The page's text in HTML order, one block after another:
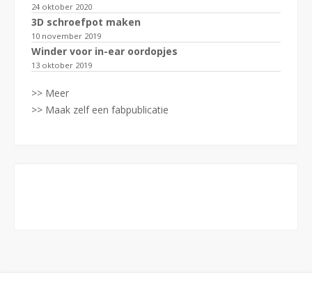
24 oktober 2020
3D schroefpot maken
10 november 2019
Winder voor in-ear oordopjes
13 oktober 2019
>> Meer
>> Maak zelf een fabpublicatie